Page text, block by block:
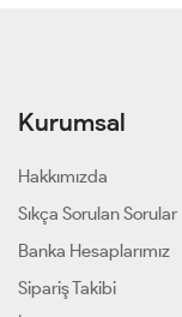
Kurumsal
Hakkımızda
Sıkça Sorulan Sorular
Banka Hesaplarımız
Sipariş Takibi